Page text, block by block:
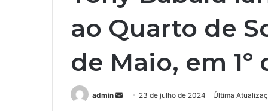
ao Quarto de
de Maio, em 1º
admin 23 de julho de 2024 Última